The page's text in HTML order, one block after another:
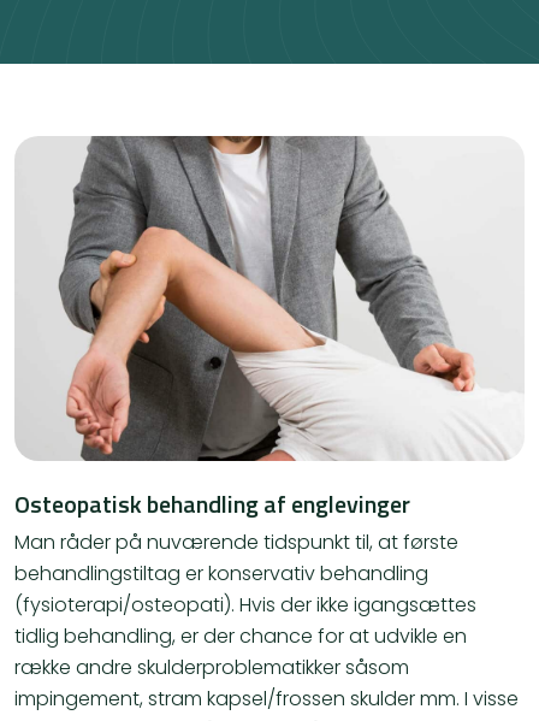
Osteopatisk behandling af englevinger
Man råder på nuværende tidspunkt til, at første
behandlingstiltag er konservativ behandling
(fysioterapi/osteopati). Hvis der ikke igangsættes
tidlig behandling, er der chance for at udvikle en
række andre skulderproblematikker såsom
impingement, stram kapsel/frossen skulder mm. I visse